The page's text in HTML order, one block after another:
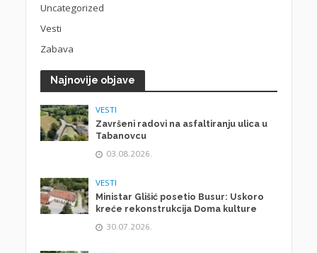
Uncategorized
Vesti
Zabava
Najnovije objave
VESTI
Završeni radovi na asfaltiranju ulica u
Tabanovcu
03.08.2026.
VESTI
Ministar Glišić posetio Busur: Uskoro
kreće rekonstrukcija Doma kulture
30.07.2026.